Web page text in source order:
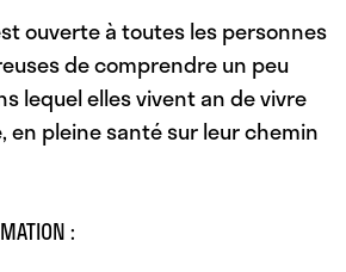
ouverte à toutes les personnes
de comprendre un peu
lequel elles vivent an de vivre
en pleine santé sur leur chemin
: